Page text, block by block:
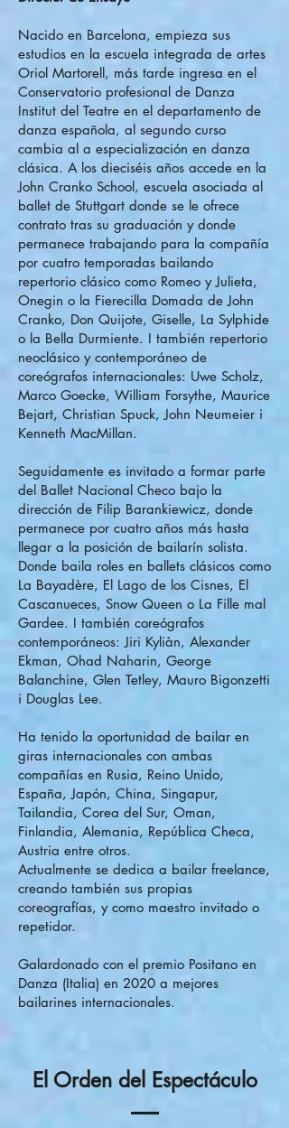
Nacido en Barcelona, empieza sus
estudios en la escuela integrada de artes
Oriol Martorell, más tarde ingresa en el
Conservatorio profesional de Danza
Institut del Teatre en el departamento de
danza española, al segundo curso
cambia al a especialización en danza
clásica. A los dieciséis años accede en la
John Cranko School, escuela asociada al
ballet de Stuttgart donde se le ofrece
contrato tras su graduación y donde
permanece trabajando para la compañía
por cuatro temporadas bailando
repertorio clásico como Romeo y Julieta,
Onegin o la Fierecilla Domada de John
Cranko, Don Quijote, Giselle, La Sylphide
o la Bella Durmiente. I también repertorio
neoclásico y contemporáneo de
coreógrafos internacionales: Uwe Scholz,
Marco Goecke, William Forsythe, Maurice
Bejart, Christian Spuck, John Neumeier i
Kenneth MacMillan.
Seguidamente es invitado a formar parte
del Ballet Nacional Checo bajo la
dirección de Filip Barankiewicz, donde
permanece por cuatro años más hasta
llegar a la posición de bailarín solista.
Donde baila roles en ballets clásicos como
La Bayadère, El Lago de los Cisnes, El
Cascanueces, Snow Queen o La Fille mal
Gardee. I también coreógrafos
contemporáneos: Jiri Kyliàn, Alexander
Ekman, Ohad Naharin, George
Balanchine, Glen Tetley, Mauro Bigonzetti
i Douglas Lee.
Ha tenido la oportunidad de bailar en
giras internacionales con ambas
compañías en Rusia, Reino Unido,
España, Japón, China, Singapur,
Tailandia, Corea del Sur, Oman,
Finlandia, Alemania, República Checa,
Austria entre otros.
Actualmente se dedica a bailar freelance,
creando también sus propias
coreografías, y como maestro invitado o
repetidor.
Galardonado con el premio Positano en
Danza (Italia) en 2020 a mejores
bailarines internacionales.
El Orden del Espectáculo